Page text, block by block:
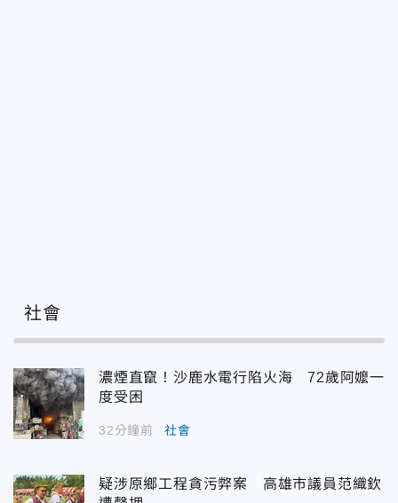
社會
濃煙直竄！沙鹿水電行陷火海 72歲阿嬤一
度受困
32分鐘前 社會
疑涉原鄉工程貪污弊案 高雄市議員范織欽